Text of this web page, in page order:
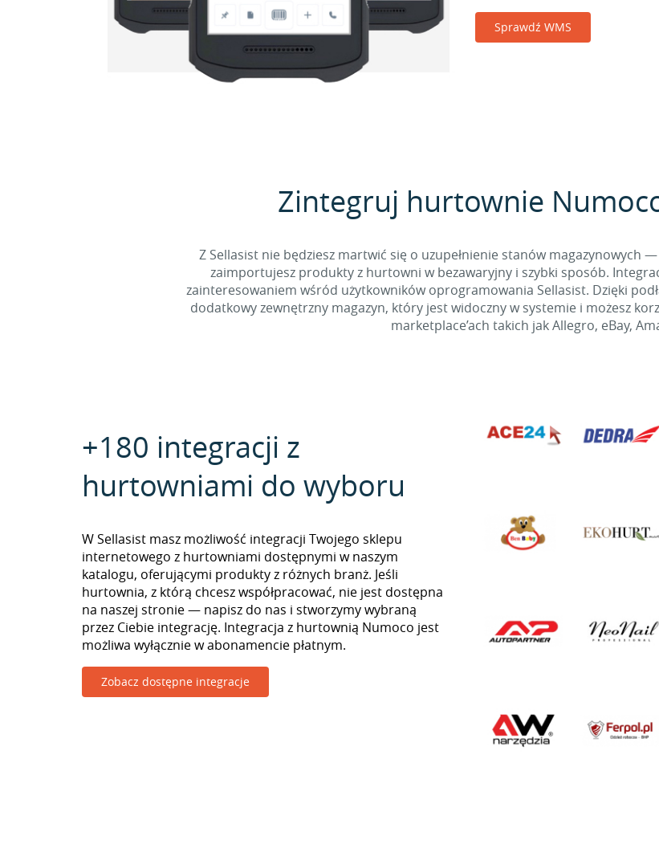
Sprawdź WMS
Zintegruj hurtownie
Z Sellasist nie będziesz martwić się o uzupełnienie stanów magazynowych
zaimportujesz produkty z hurtowni w bezawaryjny i szybki sposób.
zainteresowaniem wśród użytkowników oprogramowania Sellasist. Dzięki
dodatkowy zewnętrzny magazyn, który jest widoczny w systemie i możesz
marketplace’ach takich jak Allegro, eBay,
+180 integracji z
hurtowniami do wyboru
W Sellasist masz możliwość integracji Twojego sklepu
internetowego z hurtowniami dostępnymi w naszym
katalogu, oferującymi produkty z różnych branż. Jeśli
hurtownia, z którą chcesz współpracować, nie jest dostępna
na naszej stronie — napisz do nas i stworzymy wybraną
przez Ciebie integrację. Integracja z hurtownią Numoco jest
możliwa wyłącznie w abonamencie płatnym.
Zobacz dostępne integracje